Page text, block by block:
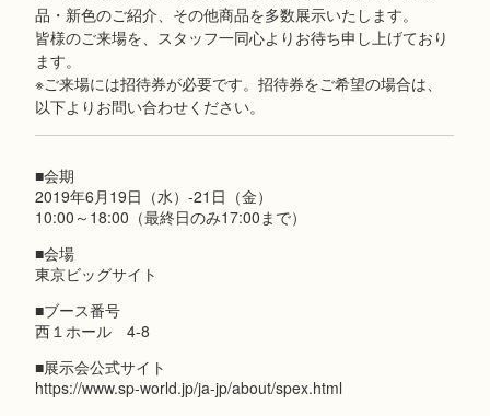
品・新色のご紹介、その他商品を多数展示いたします。
皆様のご来場を、スタッフ一同心よりお待ち申し上げており
ます。
※ご来場には招待券が必要です。招待券をご希望の場合は、
以下よりお問い合わせください。
■会期
2019年6月19日（水）-21日（金）
10:00～18:00（最終日のみ17:00まで）
■会場
東京ビッグサイト
■ブース番号
西１ホール 4-8
■展示会公式サイト
https://www.sp-world.jp/ja-jp/about/spex.html